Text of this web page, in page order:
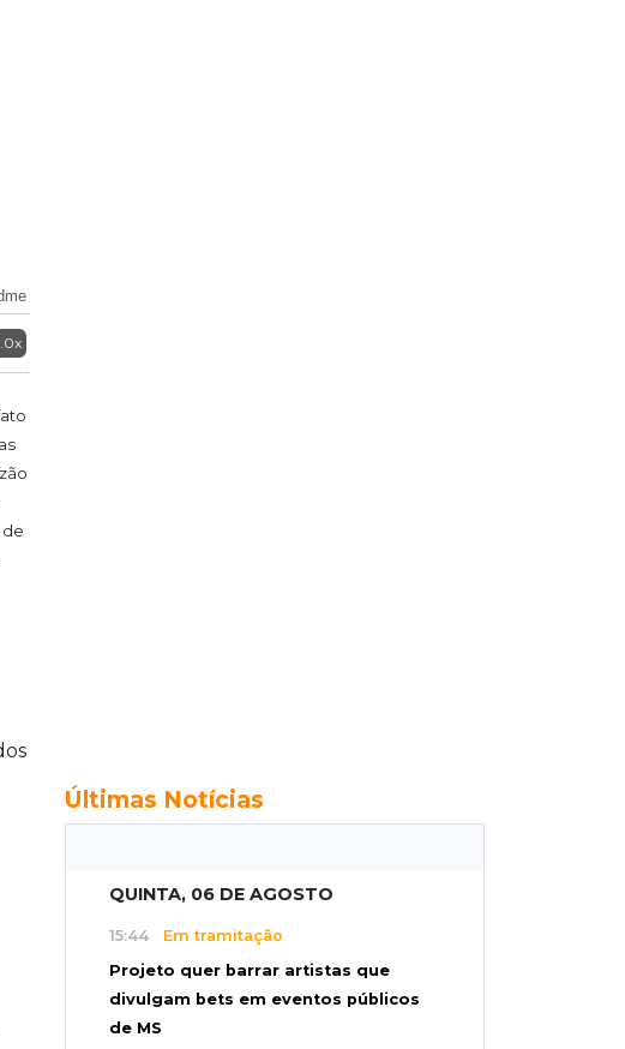
Últimas Notícias
QUINTA, 06 DE AGOSTO
15:44 Em tramitação
Projeto quer barrar artistas que
divulgam bets em eventos públicos
de MS